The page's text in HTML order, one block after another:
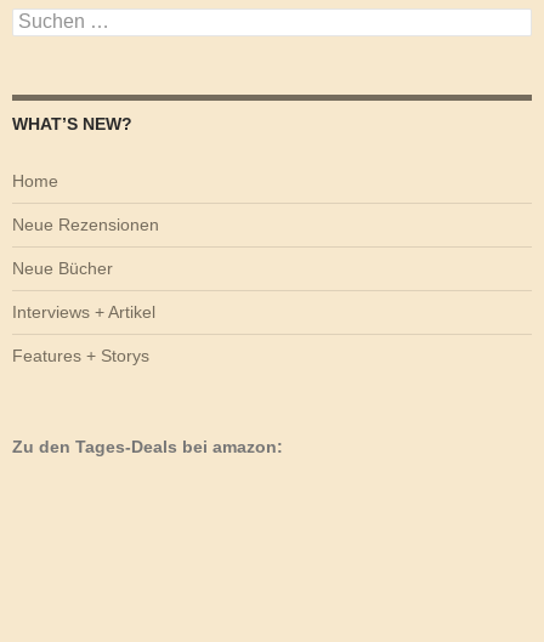
Suchen
nach:
WHAT’S NEW?
Home
Neue Rezensionen
Neue Bücher
Interviews + Artikel
Features + Storys
Zu den Tages-Deals bei amazon: